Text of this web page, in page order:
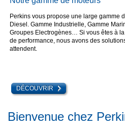
Perkins vous propose une large gamme
Diesel. Gamme Industrielle, Gamme
Groupes Electrogènes… Si vous êtes à
de performance, nous avons des
attendent.
DÉCOUVRIR
Bienvenue chez